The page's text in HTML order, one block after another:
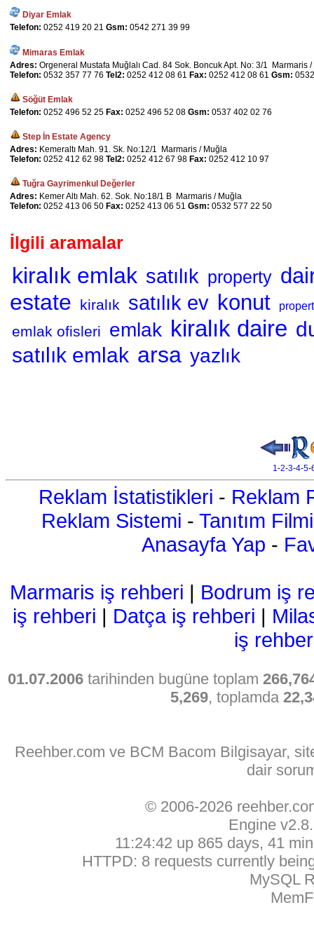
Diyar Emlak
Telefon: 0252 419 20 21 Gsm: 0542 271 39 99
Mimaras Emlak
Adres: Orgeneral Mustafa Muğlalı Cad. 84 Sok. Boncuk Apt. No: 3/1 Marmaris
Telefon: 0532 357 77 76 Tel2: 0252 412 08 61 Fax: 0252 412 08 61 Gsm:
Söğüt Emlak
Telefon: 0252 496 52 25 Fax: 0252 496 52 08 Gsm: 0537 402 02 76
Step İn Estate Agency
Adres: Kemeraltı Mah. 91. Sk. No:12/1 Marmaris / Muğla
Telefon: 0252 412 62 98 Tel2: 0252 412 67 98 Fax: 0252 412 10 97
Tuğra Gayrimenkul Değerler
Adres: Kemer Altı Mah. 62. Sok. No:18/1 B Marmaris / Muğla
Telefon: 0252 413 06 50 Fax: 0252 413 06 51 Gsm: 0532 577 22 50
İlgili aramalar
kiralık emlak satılık property
estate kiralık satılık ev konut
emlak ofisleri emlak kiralık daire
satılık emlak arsa yazlık
1-2-3-4-5-
Reklam İstatistikleri - Reklam
Reklam Sistemi - Tanıtım Filmi
Anasayfa Yap -
Marmaris iş rehberi | Bodrum iş
iş rehberi | Datça iş rehberi |
iş
01.07.2006 tarihinden bugüne toplam
5,269, toplamda
Reehber.com ve BCM Bacom Bilgisayar,
dair
© 2006-2026
Engine
11:24:42 up 865 days, 41
HTTPD: 8 requests currently
MySQL